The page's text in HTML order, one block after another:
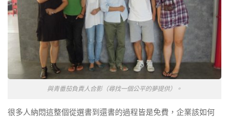
與青番茄負責人合影（尋找一個公平的夢提供）。
很多人納悶這整個從選書到還書的過程皆是免費，企業該如何